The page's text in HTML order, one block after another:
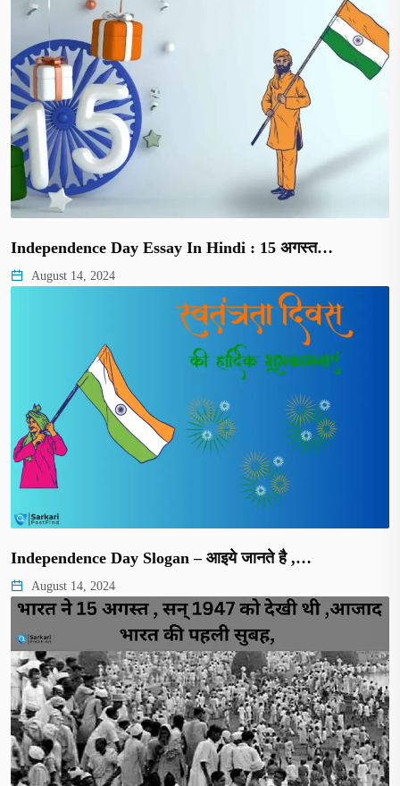
Independence Day Essay In Hindi : 15 अगस्त…
August 14, 2024
Independence Day Slogan – आइये जानते है ,…
August 14, 2024